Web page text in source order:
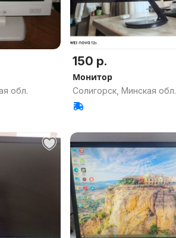
обл.
150 р.
Монитор
Солигорск, Минская обл.